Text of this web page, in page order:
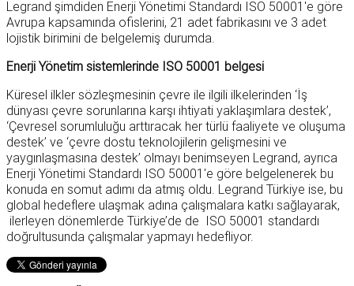
Legrand şimdiden Enerji Yönetimi Standardı ISO 50001'e göre
Avrupa kapsamında ofislerini, 21 adet fabrikasını ve 3 adet
lojistik birimini de belgelemiş durumda.
Enerji Yönetim sistemlerinde ISO 50001 belgesi
Küresel ilkler sözleşmesinin çevre ile ilgili ilkelerinden ‘İş
dünyası çevre sorunlarına karşı ihtiyati yaklaşımlara destek’,
‘Çevresel sorumluluğu arttıracak her türlü faaliyete ve oluşuma
destek’ ve ‘çevre dostu teknolojilerin gelişmesini ve
yaygınlaşmasına destek’ olmayı benimseyen Legrand, ayrıca
Enerji Yönetimi Standardı ISO 50001'e göre belgelenerek bu
konuda en somut adımı da atmış oldu. Legrand Türkiye ise, bu
global hedeflere ulaşmak adına çalışmalara katkı sağlayarak,
ilerleyen dönemlerde Türkiye’de de ISO 50001 standardı
doğrultusunda çalışmalar yapmayı hedefliyor.